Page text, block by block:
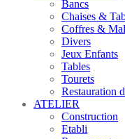
Bancs
Chaises &
Coffres &
Divers
Jeux Enfants
Tables
Tourets
Restauration
ATELIER
Construction
Etabli